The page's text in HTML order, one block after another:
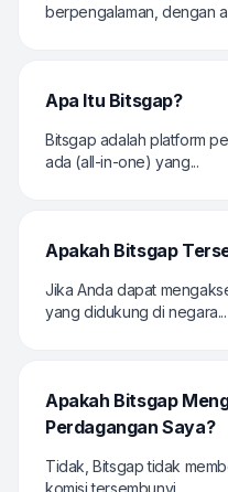
berpengalaman, dengan
Apa Itu Bitsgap?
Bitsgap adalah platform
ada (all-in-one) yang...
Apakah Bitsgap
Jika Anda dapat
yang didukung di negara...
Apakah Bitsgap
Perdagangan Saya?
Tidak, Bitsgap tidak
komisi tersembunyi